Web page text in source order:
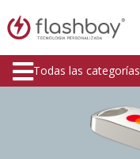
Todas las categorías